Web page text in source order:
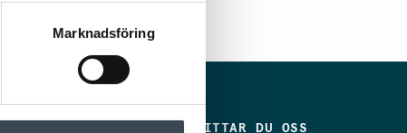
Marknadsföring
HÄR HITTAR DU OSS